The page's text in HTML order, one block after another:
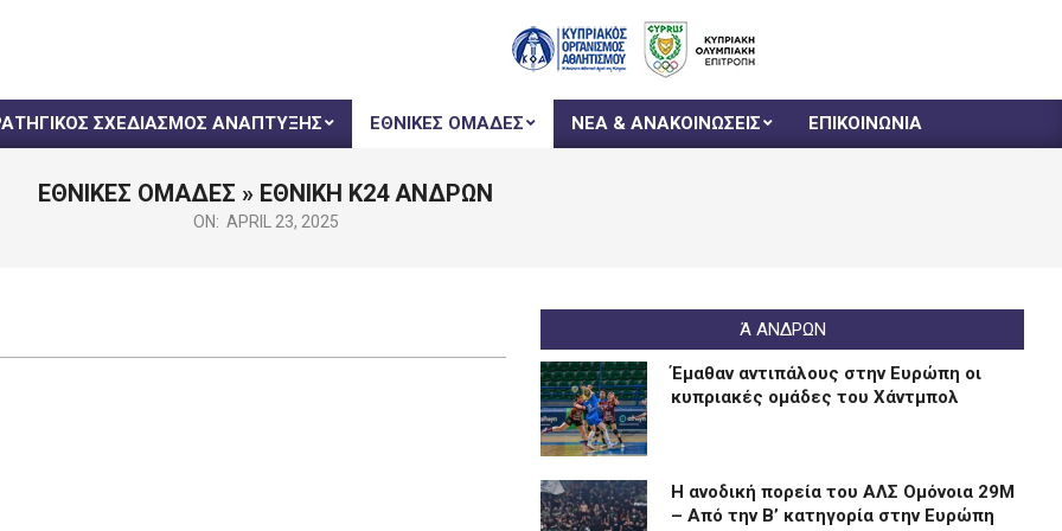
ΣΧΕΔΙΑΣΜΟΣ ΑΝΑΠΤΥΞΗΣ ΕΘΝΙΚΕΣ ΟΜΑΔΕΣ ΝΕΑ & ΑΝΑΚΟΙΝΩΣΕΙΣ ΕΠΙΚΟΙΝΩΝΙΑ
ΕΘΝΙΚΕΣ ΟΜΑΔΕΣ » ΕΘΝΙΚΗ Κ24 ΑΝΔΡΩΝ
ON: APRIL 23, 2025
Ά ΑΝΔΡΩΝ
Έμαθαν αντιπάλους στην Ευρώπη οι
κυπριακές ομάδες του Χάντμπολ
Η ανοδική πορεία του ΑΛΣ Ομόνοια 29Μ
– Από την Β’ κατηγορία στην Ευρώπη